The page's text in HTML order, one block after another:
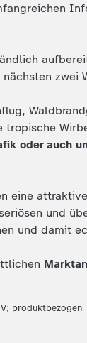
zwei
tropische
oder auch
eine
und
und damit
produktbezogen